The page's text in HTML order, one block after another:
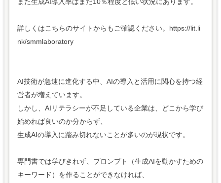
また生成AI導入率はまだ10％程度と低い状況にあります。
詳しくはこちらのサイトからもご確認ください。https://lit.li
nk/smmlaboratory
AI技術が急速に進化する中、AIの導入と活用に関心を持つ経
営者が増えています。
しかし、AIリテラシーが不足している企業は、どこから学び
始めれば良いのか分からず、
生成AIの導入に踏み切れないことが多いのが現状です。
専門書では学びきれず、プロンプト（生成AIを動かすための
キーワード）を作ることができなければ、